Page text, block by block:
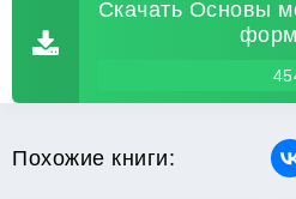
Скачать Основы
Похожие книги: